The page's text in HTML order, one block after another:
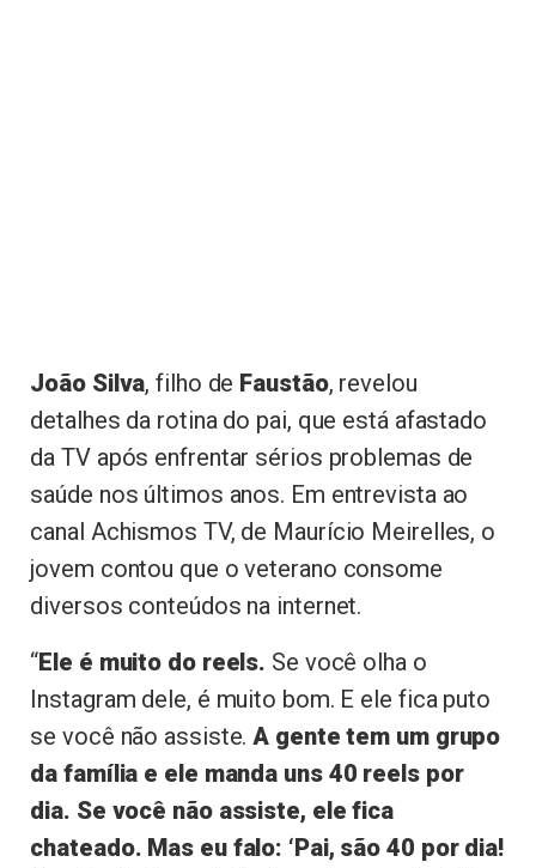
João Silva, filho de Faustão, revelou
detalhes da rotina do pai, que está afastado
da TV após enfrentar sérios problemas de
saúde nos últimos anos. Em entrevista ao
canal Achismos TV, de Maurício Meirelles, o
jovem contou que o veterano consome
diversos conteúdos na internet.
“Ele é muito do reels. Se você olha o
Instagram dele, é muito bom. E ele fica puto
se você não assiste. A gente tem um grupo
da família e ele manda uns 40 reels por
dia. Se você não assiste, ele fica
chateado. Mas eu falo: ‘Pai, são 40 por dia!